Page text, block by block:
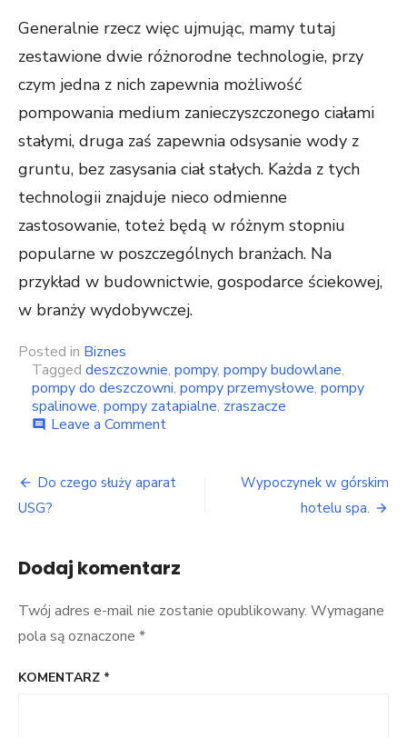
Generalnie rzecz więc ujmując, mamy tutaj
zestawione dwie różnorodne technologie, przy
czym jedna z nich zapewnia możliwość
pompowania medium zanieczyszczonego ciałami
stałymi, druga zaś zapewnia odsysanie wody z
gruntu, bez zasysania ciał stałych. Każda z tych
technologii znajduje nieco odmienne
zastosowanie, toteż będą w różnym stopniu
popularne w poszczególnych branżach. Na
przykład w budownictwie, gospodarce ściekowej,
w branży wydobywczej.
Posted in Biznes
Tagged deszczownie, pompy, pompy budowlane,
pompy do deszczowni, pompy przemysłowe, pompy
spalinowe, pompy zatapialne, zraszacze
comment Leave a Commenton
cieczy
Nawigacja
wpisu
Do czego służy aparat
USG?
Wypoczynek w górskim
hotelu spa.
Dodaj komentarz
Twój adres e-mail nie zostanie opublikowany. Wymagane
pola są oznaczone *
KOMENTARZ *